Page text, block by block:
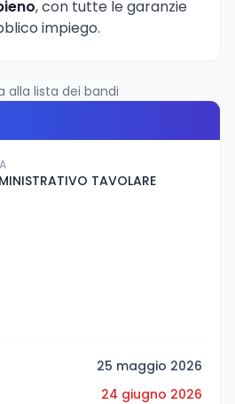
, con tutte le garanzie
impiego.
alla lista dei bandi
TAVOLARE
25 maggio 2026
24 giugno 2026